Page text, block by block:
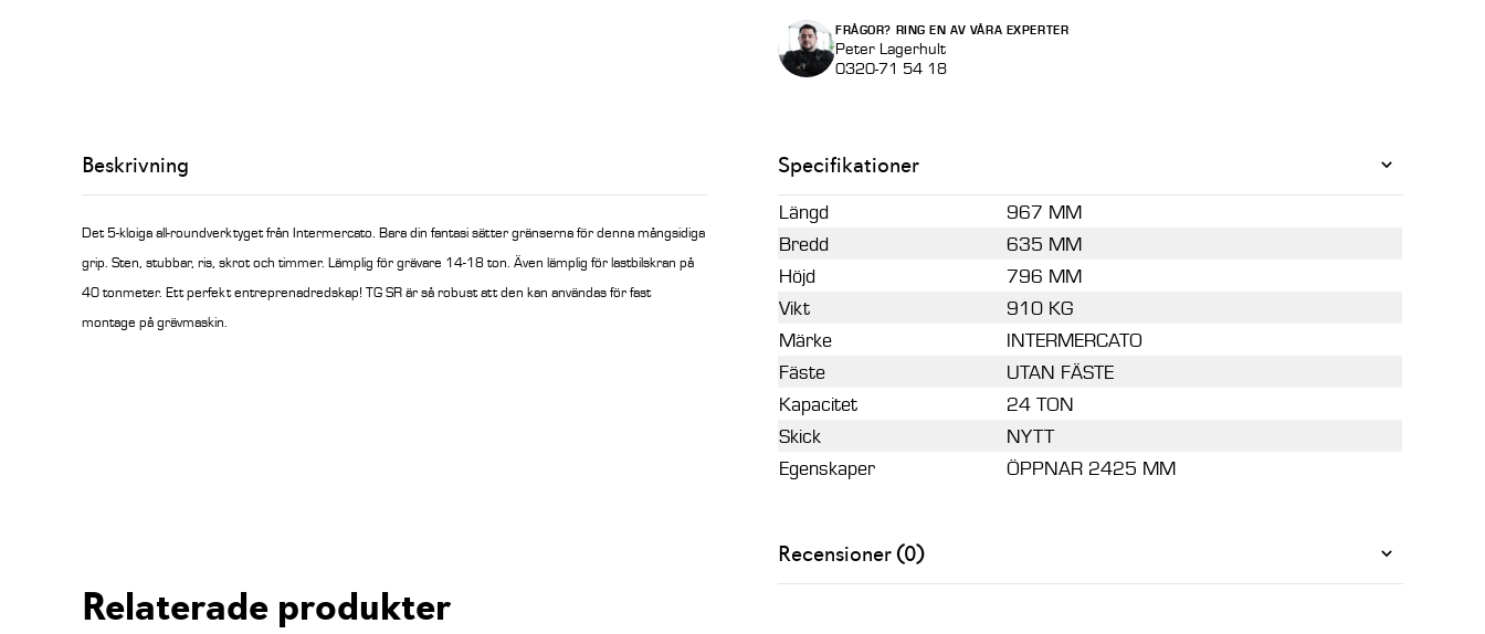
SR5
utan
fäste
FRÅGOR? RING EN AV VÅRA EXPERTER
Peter Lagerhult
0320-71 54 18
Beskrivning
Det 5-kloiga all-roundverktyget från Intermercato. Bara din fantasi sätter gränserna för denna mångsidiga
grip. Sten, stubbar, ris, skrot och timmer. Lämplig för grävare 14-18 ton. Även lämplig för lastbilskran på
40 tonmeter. Ett perfekt entreprenadredskap! TG SR är så robust att den kan användas för fast
montage på grävmaskin.
Specifikationer
Längd
967 MM
Bredd
635 MM
Höjd
796 MM
Vikt
910 KG
Märke
INTERMERCATO
Fäste
UTAN FÄSTE
Kapacitet
24 TON
Skick
NYTT
Egenskaper
ÖPPNAR 2425 MM
Recensioner (0)
Relaterade produkter